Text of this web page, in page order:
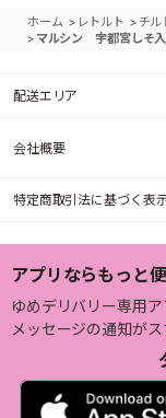
ホーム > レトルト >チル
> マルシン 宇都宮しそ
配送エリア
会社概要
特定商取引法に基づく表
アプリならもっと
ゆめデリバリー専用ア
メッセージの通知が